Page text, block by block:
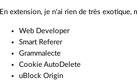
En extension, je n'ai rien de très exotique,
Web Developer
Smart Referer
Grammalecte
Cookie AutoDelete
uBlock Origin